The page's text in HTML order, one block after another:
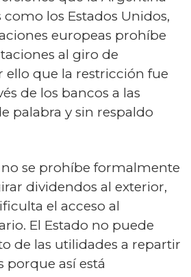
los Estados Unidos,
europeas prohíbe
al giro de
ello que la restricción fue
de los bancos a las
palabra y sin respaldo
no se prohíbe formalmente
dividendos al exterior,
el acceso al
El Estado no puede
de las utilidades a repartir
porque así está